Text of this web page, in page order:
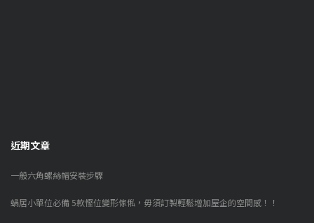
近期文章
一般六角螺絲帽安裝步驟
蝸居小單位必備 5款慳位變形傢俬，毋須訂製輕鬆增加屋企的空間感！！